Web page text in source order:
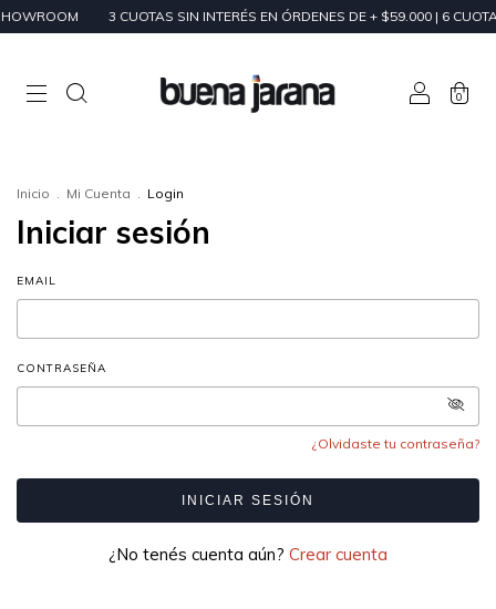
3 CUOTAS SIN INTERÉS EN ÓRDENES DE + $59.000 | 6
0
Inicio . Mi Cuenta . Login
Iniciar sesión
EMAIL
CONTRASEÑA
¿Olvidaste tu contraseña?
INICIAR SESIÓN
¿No tenés cuenta aún? Crear cuenta